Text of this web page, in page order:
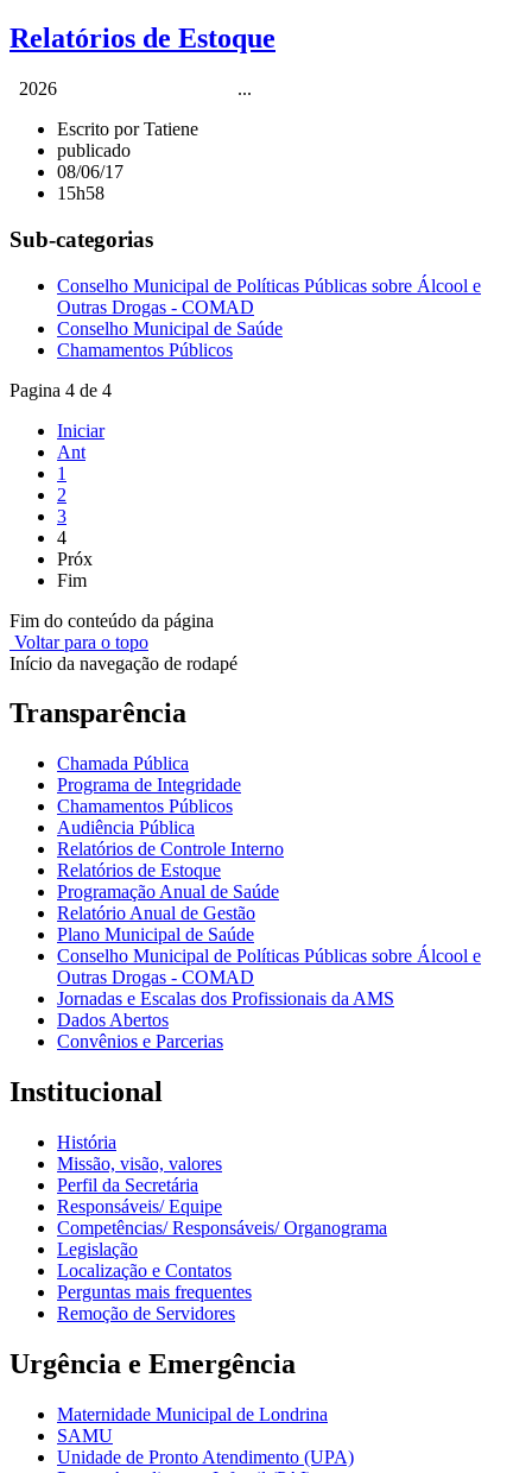
Relatórios de Estoque
2026 ...
Escrito por Tatiene
publicado
08/06/17
15h58
Sub-categorias
Conselho Municipal de Políticas Públicas sobre Álcool e
Outras Drogas - COMAD
Conselho Municipal de Saúde
Chamamentos Públicos
Pagina 4 de 4
Iniciar
Ant
1
2
3
4
Próx
Fim
Fim do conteúdo da página
Voltar para o topo
Início da navegação de rodapé
Transparência
Chamada Pública
Programa de Integridade
Chamamentos Públicos
Audiência Pública
Relatórios de Controle Interno
Relatórios de Estoque
Programação Anual de Saúde
Relatório Anual de Gestão
Plano Municipal de Saúde
Conselho Municipal de Políticas Públicas sobre Álcool e
Outras Drogas - COMAD
Jornadas e Escalas dos Profissionais da AMS
Dados Abertos
Convênios e Parcerias
Institucional
História
Missão, visão, valores
Perfil da Secretária
Responsáveis/ Equipe
Competências/ Responsáveis/ Organograma
Legislação
Localização e Contatos
Perguntas mais frequentes
Remoção de Servidores
Urgência e Emergência
Maternidade Municipal de Londrina
SAMU
Unidade de Pronto Atendimento (UPA)